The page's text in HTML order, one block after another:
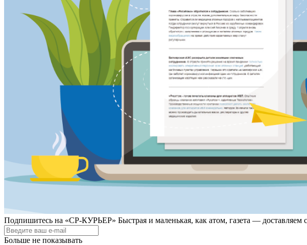
Подпишитесь на «СР-КУРЬЕР» Быстрая и маленькая, как атом, газета —
Больше не показывать